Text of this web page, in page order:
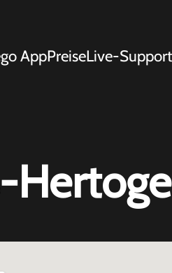
AppPreiseLive-Support